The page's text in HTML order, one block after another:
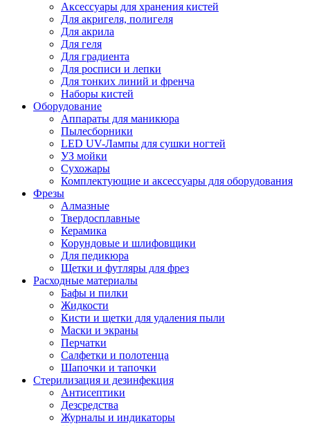
Аксессуары для хранения кистей
Для акригеля, полигеля
Для акрила
Для геля
Для градиента
Для росписи и лепки
Для тонких линий и френча
Наборы кистей
Оборудование
Аппараты для маникюра
Пылесборники
LED UV-Лампы для сушки ногтей
УЗ мойки
Сухожары
Комплектующие и аксессуары для оборудования
Фрезы
Алмазные
Твердосплавные
Керамика
Корундовые и шлифовщики
Для педикюра
Щетки и футляры для фрез
Расходные материалы
Бафы и пилки
Жидкости
Кисти и щетки для удаления пыли
Маски и экраны
Перчатки
Салфетки и полотенца
Шапочки и тапочки
Стерилизация и дезинфекция
Антисептики
Дезсредства
Журналы и индикаторы